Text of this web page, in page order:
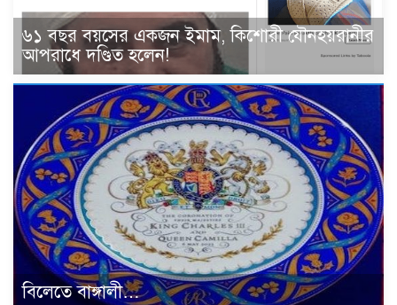
৬১ বছর বয়সের একজন ইমাম, কিশোরী যৌনহয়রানীর
আপরাধে দণ্ডিত হলেন!
বিলেতে বাঙ্গালী…